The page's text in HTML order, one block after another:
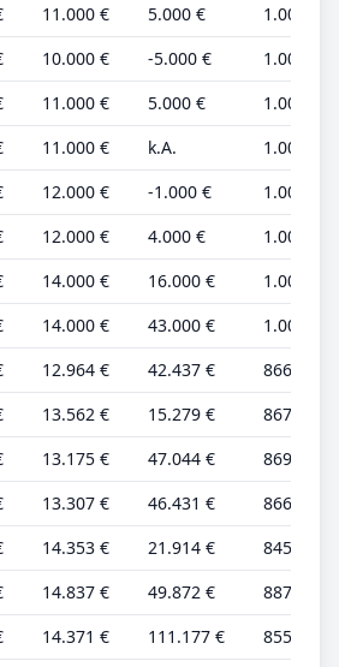
11.000 € 5.000 €
1.000 €
10.000 € -5.000 €
1.000 €
11.000 € 5.000 €
1.000 €
11.000 € k.A.
1.000 €
12.000 € -1.000 €
1.000 €
12.000 € 4.000 €
1.000 €
14.000 € 16.000 €
1.000 €
14.000 € 43.000 €
1.000 €
12.964 € 42.437 €
866 €
13.562 € 15.279 €
867 €
13.175 € 47.044 €
869 €
13.307 € 46.431 €
866 €
14.353 € 21.914 €
845 €
14.837 € 49.872 €
887 €
14.371 € 111.177 €
855 €